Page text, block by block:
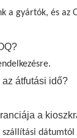
a gyártók, és az
átfutási idő?
a
dátumtól